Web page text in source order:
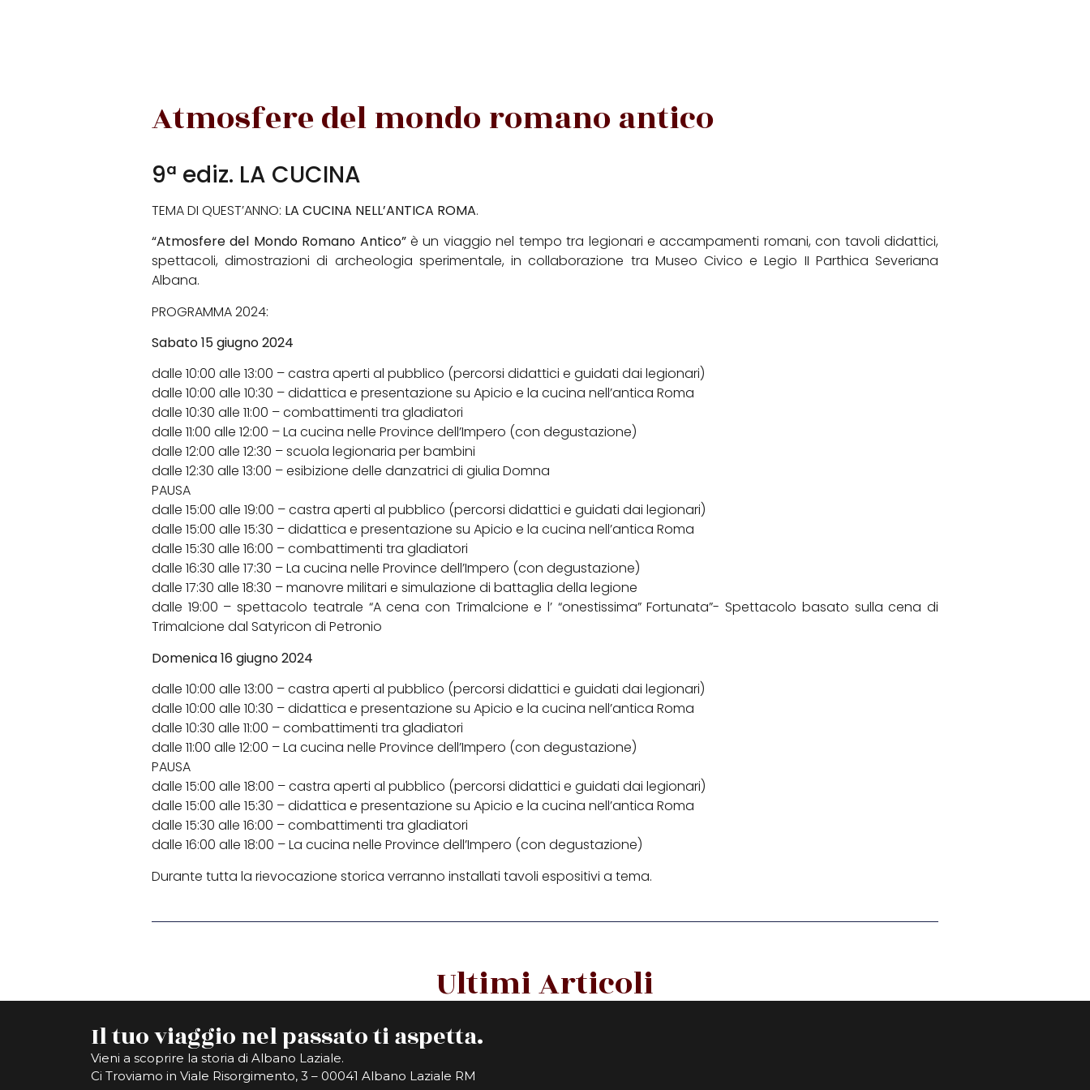
Atmosfere del mondo romano antico
9ª ediz. LA CUCINA
TEMA DI QUEST’ANNO: LA CUCINA NELL’ANTICA ROMA.
“Atmosfere del Mondo Romano Antico”è un viaggio nel tempo tra legionari e accampamenti romani, con tavoli didattici,
spettacoli, dimostrazioni di archeologia sperimentale, in collaborazione tra Museo Civico e Legio II Parthica Severiana
Albana.
PROGRAMMA 2024:
Sabato 15 giugno 2024
dalle 10:00 alle 13:00 – castra aperti al pubblico (percorsi didattici e guidati dai legionari)
dalle 10:00 alle 10:30 – didattica e presentazione su Apicio e la cucina nell’antica Roma
dalle 10:30 alle 11:00 – combattimenti tra gladiatori
dalle 11:00 alle 12:00 – La cucina nelle Province dell’Impero (con degustazione)
dalle 12:00 alle 12:30 – scuola legionaria per bambini
dalle 12:30 alle 13:00 – esibizione delle danzatrici di giulia Domna
PAUSA
dalle 15:00 alle 19:00 – castra aperti al pubblico (percorsi didattici e guidati dai legionari)
dalle 15:00 alle 15:30 – didattica e presentazione su Apicio e la cucina nell’antica Roma
dalle 15:30 alle 16:00 – combattimenti tra gladiatori
dalle 16:30 alle 17:30 – La cucina nelle Province dell’Impero (con degustazione)
dalle 17:30 alle 18:30 – manovre militari e simulazione di battaglia della legione
dalle 19:00 – spettacolo teatrale “A cena con Trimalcione e l’ “onestissima” Fortunata”- Spettacolo basato sulla cena di
Trimalcione dal Satyricon di Petronio
Domenica 16 giugno 2024
dalle 10:00 alle 13:00 – castra aperti al pubblico (percorsi didattici e guidati dai legionari)
dalle 10:00 alle 10:30 – didattica e presentazione su Apicio e la cucina nell’antica Roma
dalle 10:30 alle 11:00 – combattimenti tra gladiatori
dalle 11:00 alle 12:00 – La cucina nelle Province dell’Impero (con degustazione)
PAUSA
dalle 15:00 alle 18:00 – castra aperti al pubblico (percorsi didattici e guidati dai legionari)
dalle 15:00 alle 15:30 – didattica e presentazione su Apicio e la cucina nell’antica Roma
dalle 15:30 alle 16:00 – combattimenti tra gladiatori
dalle 16:00 alle 18:00 – La cucina nelle Province dell’Impero (con degustazione)
Durante tutta la rievocazione storica verranno installati tavoli espositivi a tema.
Ultimi Articoli
Il tuo viaggio nel passato ti aspetta.
Vieni a scoprire la storia di Albano Laziale.
Ci Troviamo in Viale Risorgimento, 3 – 00041 Albano Laziale RM